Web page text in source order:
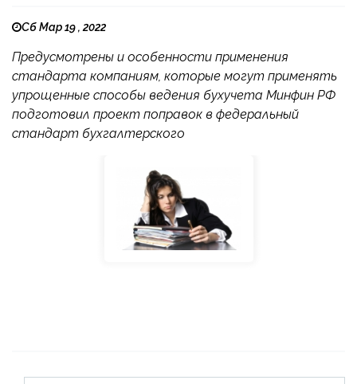
Сб Мар 19 , 2022
Предусмотрены и особенности применения
стандарта компаниям, которые могут применять
упрощенные способы ведения бухучета Минфин РФ
подготовил проект поправок в федеральный
стандарт бухгалтерского